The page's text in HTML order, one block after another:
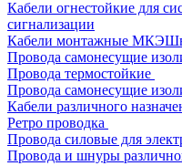
Кабели огнестойкие для
сигнализации
Кабели монтажные
Провода самонесущие
Провода термостойкие
Провода самонесущие
Кабели различного
Ретро проводка
Провода силовые для
Провода и шнуры